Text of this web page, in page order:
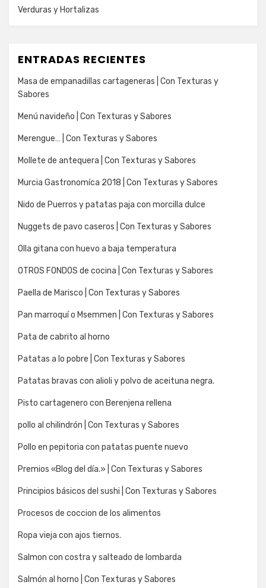
Verduras y Hortalizas
ENTRADAS RECIENTES
Masa de empanadillas cartageneras | Con Texturas y
Sabores
Menú navideño | Con Texturas y Sabores
Merengue… | Con Texturas y Sabores
Mollete de antequera | Con Texturas y Sabores
Murcia Gastronomíca 2018 | Con Texturas y Sabores
Nido de Puerros y patatas paja con morcilla dulce
Nuggets de pavo caseros | Con Texturas y Sabores
Olla gitana con huevo a baja temperatura
OTROS FONDOS de cocina | Con Texturas y Sabores
Paella de Marisco | Con Texturas y Sabores
Pan marroquí o Msemmen | Con Texturas y Sabores
Pata de cabrito al horno
Patatas a lo pobre | Con Texturas y Sabores
Patatas bravas con alioli y polvo de aceituna negra.
Pisto cartagenero con Berenjena rellena
pollo al chilindrón | Con Texturas y Sabores
Pollo en pepitoria con patatas puente nuevo
Premios «Blog del día.» | Con Texturas y Sabores
Principios básicos del sushi | Con Texturas y Sabores
Procesos de coccion de los alimentos
Ropa vieja con ajos tiernos.
Salmon con costra y salteado de lombarda
Salmón al horno | Con Texturas y Sabores